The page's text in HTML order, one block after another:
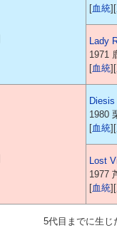
[血統][
Lady
1971
[血統][
Diesis
1980
[血統][
Lost
1977
[血統][
5代目までに生